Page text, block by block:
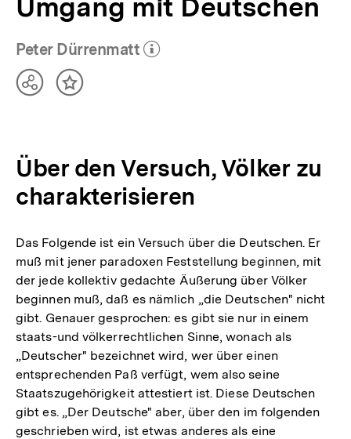
Umgang mit Deutschen
Peter Dürrenmatt
(Mehr zum Autor)
TeilenInhalt
Über den Versuch, Völker zu
charakterisieren
Das Folgende ist ein Versuch über die Deutschen. Er
muß mit jener paradoxen Feststellung beginnen, mit
der jede kollektiv gedachte Äußerung über Völker
beginnen muß, daß es nämlich „die Deutschen" nicht
gibt. Genauer gesprochen: es gibt sie nur in einem
staats-und völkerrechtlichen Sinne, wonach als
„Deutscher" bezeichnet wird, wer über einen
entsprechenden Paß verfügt, wem also seine
Staatszugehörigkeit attestiert ist. Diese Deutschen
gibt es. „Der Deutsche" aber, über den im folgenden
geschrieben wird, ist etwas anderes als eine